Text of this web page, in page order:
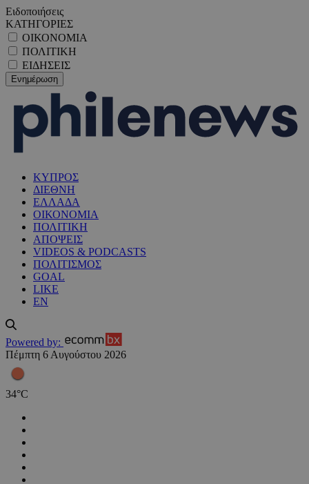
Ειδοποιήσεις
ΚΑΤΗΓΟΡΙΕΣ
ΟΙΚΟΝΟΜΙΑ
ΠΟΛΙΤΙΚΗ
ΕΙΔΗΣΕΙΣ
ΚΥΠΡΟΣ
ΔΙΕΘΝΗ
ΕΛΛΑΔΑ
ΟΙΚΟΝΟΜΙΑ
ΠΟΛΙΤΙΚΗ
ΑΠΟΨΕΙΣ
VIDEOS & PODCASTS
ΠΟΛΙΤΙΣΜΟΣ
GOAL
LIKE
EN
Powered by:
Πέμπτη 6 Αυγούστου 2026
34°C